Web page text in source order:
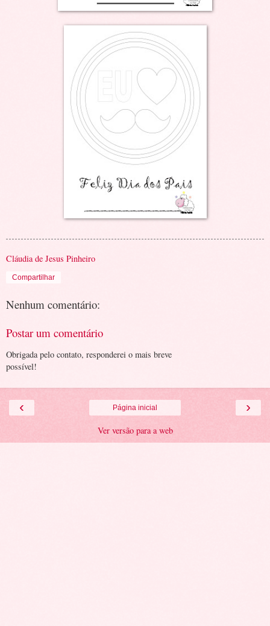
Cláudia de Jesus Pinheiro
Compartilhar
Nenhum comentário:
Postar um comentário
Obrigada pelo contato, responderei o mais breve
possível!
‹ ›
Página inicial
Ver versão para a web